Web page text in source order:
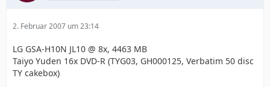
2. Februar 2007 um 23:14
LG GSA-H10N JL10 @ 8x, 4463 MB
Taiyo Yuden 16x DVD-R (TYG03, GH000125, Verbatim 50 disc
TY cakebox)